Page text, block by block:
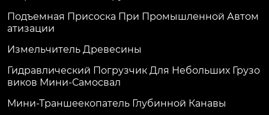
Подъемная Присоска При Промышленной Автом
Атизации
Измельчитель Древесины
Гидравлический Погрузчик Для Небольших Грузо
Виков Мини-Самосвал
Мини-Траншеекопатель Глубинной Канавы